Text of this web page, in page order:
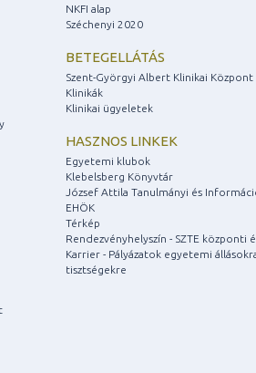
NKFI alap
Széchenyi 2020
BETEGELLÁTÁS
Szent-Györgyi Albert Klinikai Központ
Klinikák
Klinikai ügyeletek
HASZNOS LINKEK
Egyetemi klubok
Klebelsberg Könyvtár
József Attila Tanulmányi és
EHÖK
Térkép
Rendezvényhelyszín - SZTE központi
Karrier - Pályázatok egyetemi
tisztségekre